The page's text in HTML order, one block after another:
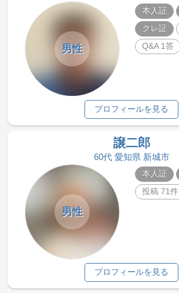
男性
本人証
クレ証
Q&A 1答
プロフィールを見る
譲二郎
60代 愛知県 新城市
男性
本人証
投稿 71件
プロフィールを見る